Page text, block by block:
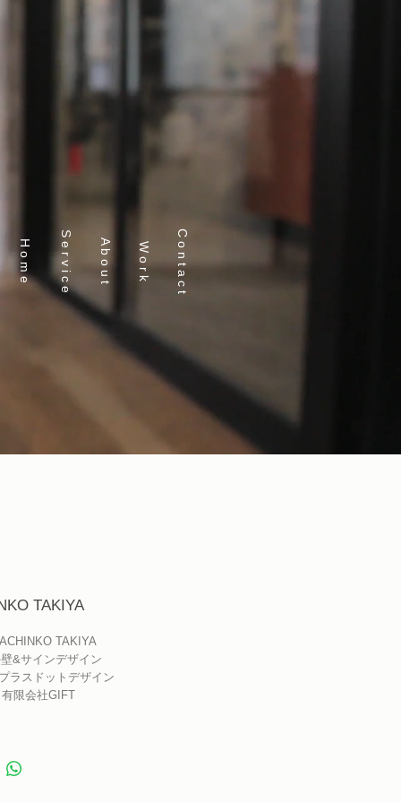
TAKIYA
TAKIYA
&サインデザイン
ラスドットデザイン
限会社GIFT
S e r v i c e A b o u t W o r k C o n t a c t
H o m e